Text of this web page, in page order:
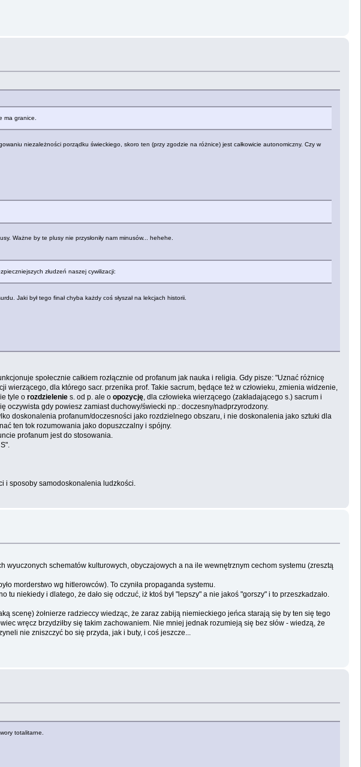
ma granice.
niezależności porządku świeckiego, skoro ten (przy zgodzie na różnice) jest całkowicie autonomiczny. Czy w
Ważne by te plusy nie przysłoniły nam minusów... hehehe.
złudzeń naszej cywilizacji:
Jaki był tego finał chyba każdy coś słyszał na lekcjach historii.
społecznie całkiem rozłącznie od profanum jak nauka i religia. Gdy pisze: "Uznać różnicę
dla którego sacr. przenika prof. Takie sacrum, będące też w człowieku, zmienia widzenie,
tyle o rozdzielenies. od p. ale oopozycję, dla człowieka wierzącego (zakładającego s.) sacrum i
oczywista gdy powiesz zamiast duchowy/świecki np.: doczesny/nadprzyrodzony.
doskonalenia profanum/doczesności jako rozdzielnego obszaru, i nie doskonalenia jako sztuki dla
ten tok rozumowania jako dopuszczalny i spójny.
profanum jest do stosowania.
i sposoby samodoskonalenia ludzkości.
schematów kulturowych, obyczajowych a na ile wewnętrznym cechom systemu (zresztą
morderstwo wg hitlerowców). To czyniła propaganda systemu.
niekiedy i dlatego, że dało się odczuć, iż ktoś był "lepszy" a nie jakoś "gorszy" i to przeszkadzało.
scenę) żołnierze radzieccy wiedząc, że zaraz zabiją niemieckiego jeńca starają się by ten się tego
wręcz brzydziłby się takim zachowaniem. Nie mniej jednak rozumieją się bez słów - wiedzą, że
nie zniszczyć bo się przyda, jak i buty, i coś jeszcze...
totalitarne.